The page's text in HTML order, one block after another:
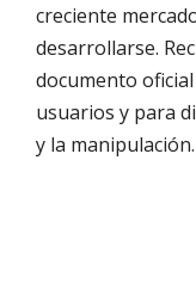
creciente
desarrollarse.
documento
usuarios y para
y la manipulación.